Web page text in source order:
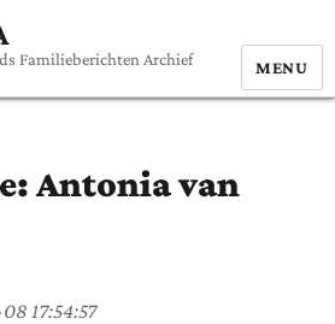
Familieberichten Archief MENU
Antoniavan
17:54:57